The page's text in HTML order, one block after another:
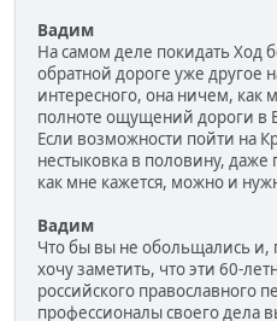
Вадим
На самом деле покидать Ход
обратной дороге уже другое
интересного, она ничем, как
полноте ощущений дороги в
Если возможности пойти на
нестыковка в половину, даже
как мне кажется, можно и
Вадим
Что бы вы не обольщались и,
хочу заметить, что эти 60-
российского православного
профессионалы своего дела